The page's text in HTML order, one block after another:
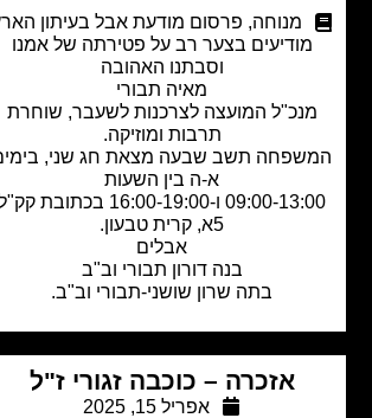
מנוחה
פרסום מודעת אבל בעיתון הארץ
בצער רב על פטירתה של אמנו
וסבתנו האהובה
מאיה תבורי
המועצה לצרכנות לשעבר, שוחרת
תרבות ומוזיקה.
תשב שבעה מצאת חג שני, בימים
א-ה בין השעות
09:00-13:00 ו-16:00-19:00 בכתובת קק"ל
בנה דורון תבורי וב"ב
בתה שרון שושני-תבורי וב"ב.
אזכרה – כוכבה זגורי ז"ל
אפריל 15, 2025